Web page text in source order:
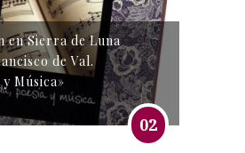
en Sierra de Luna
de Val.
Música»
02